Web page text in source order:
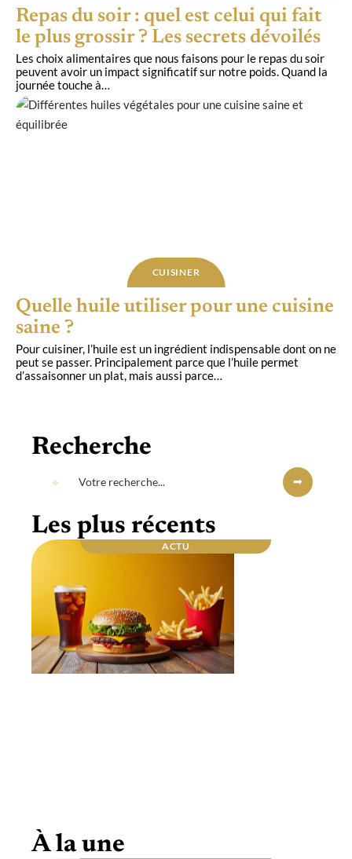
Repas du soir : quel est celui qui fait
le plus grossir ? Les secrets dévoilés
Les choix alimentaires que nous faisons pour le repas du soir
peuvent avoir un impact significatif sur notre poids. Quand la
journée touche à…
CUISINER
Quelle huile utiliser pour une cuisine
saine ?
Pour cuisiner, l’huile est un ingrédient indispensable dont on ne
peut se passer. Principalement parce que l’huile permet
d’assaisonner un plat, mais aussi parce…
Recherche
Les plus récents
ACTU
À la une